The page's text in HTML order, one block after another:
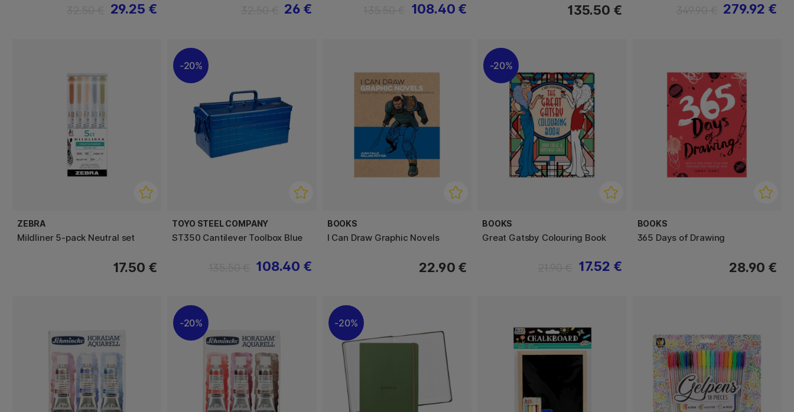
29.25 € 26 € 108.40 € 135.50 € 279.92 €
ZEBRA
Mildliner 5-pack Neutral set
17.50 €
20%
TOYO STEEL COMPANY
ST350 Cantilever Toolbox Blue
108.40 €
BOOKS
I Can Draw Graphic Novels
22.90 €
20%
BOOKS
Great Gatsby Colouring Book
17.52 €
BOOKS
365 Days of Drawing
28.90 €
20% 20%